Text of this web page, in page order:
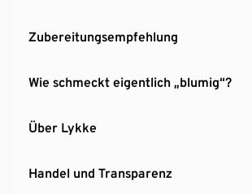
Zubereitungsempfehlung
Wie schmeckt eigentlich „blumig“?
Über Lykke
Handel und Transparenz